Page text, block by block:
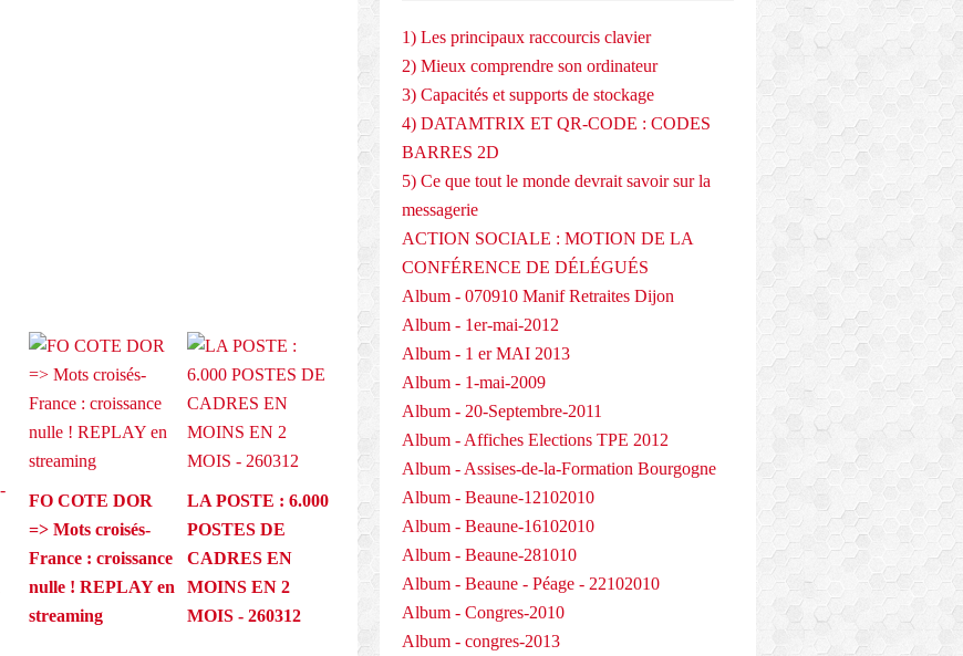
FO COTE DOR
=> Mots croisés-
France : croissance
nulle ! REPLAY en
streaming
LA POSTE : 6.000
POSTES DE
CADRES EN
MOINS EN 2
MOIS - 260312
1) Les principaux raccourcis clavier
2) Mieux comprendre son ordinateur
3) Capacités et supports de stockage
4) DATAMTRIX ET QR-CODE : CODES
BARRES 2D
5) Ce que tout le monde devrait savoir sur la
messagerie
ACTION SOCIALE : MOTION DE LA
CONFÉRENCE DE DÉLÉGUÉS
Album - 070910 Manif Retraites Dijon
Album - 1er-mai-2012
Album - 1 er MAI 2013
Album - 1-mai-2009
Album - 20-Septembre-2011
Album - Affiches Elections TPE 2012
Album - Assises-de-la-Formation Bourgogne
Album - Beaune-12102010
Album - Beaune-16102010
Album - Beaune-281010
Album - Beaune - Péage - 22102010
Album - Congres-2010
Album - congres-2013